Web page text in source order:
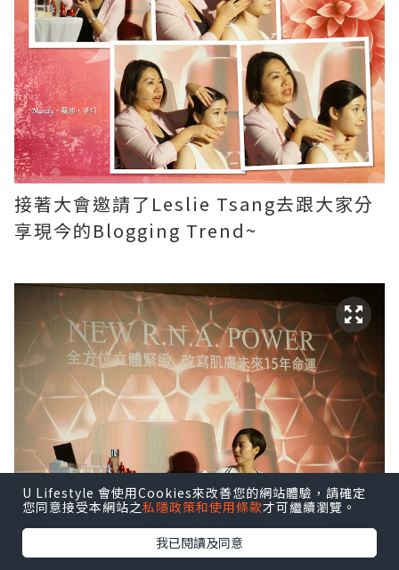
接著大會邀請了Leslie Tsang去跟大家分
享現今的Blogging Trend~
U Lifestyle 會使用Cookies來改善您的網站體驗，請確定
您同意接受本網站之私隱政策和使用條款才可繼續瀏覽。
我已閱讀及同意